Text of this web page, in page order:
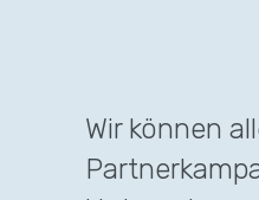
Wir können